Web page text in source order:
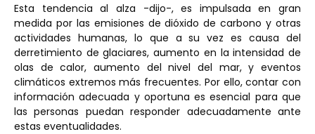
Esta tendencia al alza -dijo-, es impulsada en gran
medida por las emisiones de dióxido de carbono y otras
actividades humanas, lo que a su vez es causa del
derretimiento de glaciares, aumento en la intensidad de
olas de calor, aumento del nivel del mar, y eventos
climáticos extremos más frecuentes. Por ello, contar con
información adecuada y oportuna es esencial para que
las personas puedan responder adecuadamente ante
estas eventualidades.